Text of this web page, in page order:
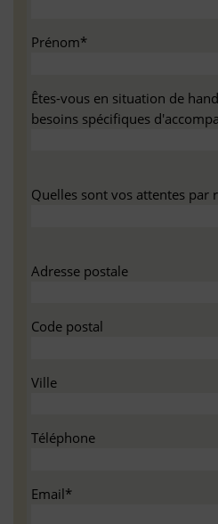
Prénom*
Êtes-vous en situation de
besoins spécifiques
Quelles sont vos attentes par
Adresse postale
Code postal
Ville
Téléphone
Email*